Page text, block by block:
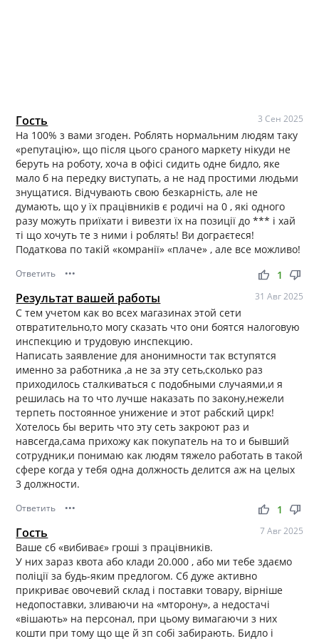
Гость 3 Сен 2025
На 100% з вами згоден. Роблять нормальним людям таку
«репутацію», що після цього сраного маркету нікуди не
беруть на роботу, хоча в офісі сидить одне бидло, яке
мало б на передку виступать, а не над простими людьми
знущатися. Відчувають свою безкарність, але не
думають, що у їх працівників є родичі на 0 , які одного
разу можуть приїхати і вивезти їх на позиції до *** і хай
ті що хочуть те з ними і роблять! Ви дограєтеся!
Податкова по такій «комранії» «плаче» , але все можливо!
Ответить ••• thumb_up thumb_down
1
Результат вашей работы 31 Авг 2025
С тем учетом как во всех магазинах этой сети
отвратительно,то могу сказать что они боятся налоговую
инспекцию и трудовую инспекцию.
Написать заявление для анонимности так вступятся
именно за работника ,а не за эту сеть,сколько раз
приходилось сталкиваться с подобными случаями,и я
решилась на то что лучше наказать по закону,нежели
терпеть постоянное унижение и этот рабский цирк!
Хотелось бы верить что эту сеть закроют раз и
навсегда,сама прихожу как покупатель на то и бывший
сотрудник,и понимаю как людям тяжело работать в такой
сфере когда у тебя одна должность делится аж на целых
3 должности.
Ответить ••• thumb_up thumb_down
1
Гость 7 Авг 2025
Ваше сб «вибиває» гроші з працівників.
У них зараз квота або клади 20.000 , або ми тебе здаємо
поліції за будь-яким предлогом. Сб дуже активно
прикриває овочевий склад і поставки товару, вірніше
недопоставки, зливаючи на «мторону», а недостачі
«вішають» на персонал, при цьому вимагаючи з них
кошти при тому що ще й зп собі забирають. Бидло і